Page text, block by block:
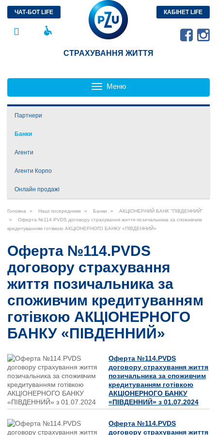
СТРАХУВАННЯ ЖИТТЯ
ЧАТ-БОТ LIFE КАБІНЕТ LIFE
Toggle
navigation
Меню
Партнери
ПП «МАЙБУТНЄ ЖИТТЯ – ФІНАНСОВИЙ СЕРВІС»
ТОВ «БЕСТ ЛАЙФ – УКРАЇНА»
Банки
Агенти
Агенти Корпо
Онлайн продажі
Головна Наші посередники Банки
АКЦІОНЕРНИЙ БАНК "ПІВДЕННИЙ"
Оферта №114.PVDS договору страхування життя позичальника за споживчим
кредитуванням готівкою АКЦІОНЕРНОГО БАНКУ «ПІВДЕННИЙ»
Оферта №114.PVDS
договору страхування
життя позичальника за
споживчим кредитуванням
готівкою АКЦІОНЕРНОГО
БАНКУ «ПІВДЕННИЙ»
Оферта №114.PVDS
договору страхування життя
позичальника за споживчим
кредитуванням готівкою
АКЦІОНЕРНОГО БАНКУ
«ПІВДЕННИЙ» з 01.07.2024
Оферта №114.PVDS
договору страхування життя